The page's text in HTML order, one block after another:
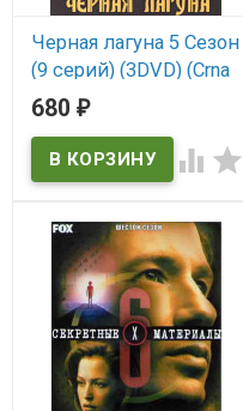
Черная лагуна 5 Сезон
(9 серий) (3DVD) (Crna
macka, beli macor)
В наличии
Crna macka, beli macor
680 ₽
 